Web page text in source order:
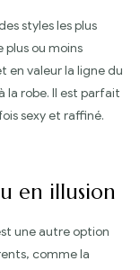
styles les plus
plus ou moins
en valeur la ligne du
la robe. Il est parfait
sexy et raffiné.
en illusion
une autre option
comme la